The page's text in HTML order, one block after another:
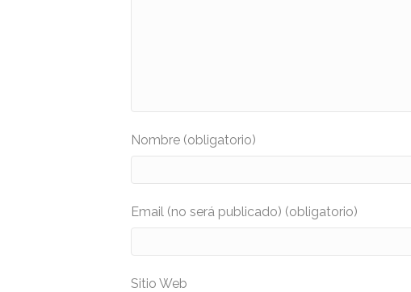
Nombre (obligatorio)
Email (no será publicado) (obligatorio)
Sitio Web